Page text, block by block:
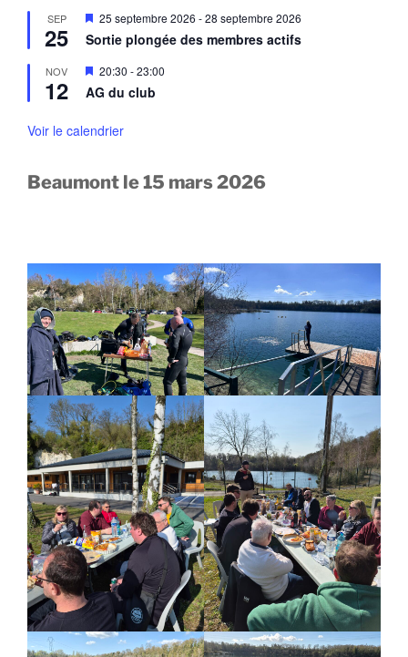
a
n
t
n
a
a
n
t
SEP
25
M
s
n
a
n
25 septembre 2026 -28 septembre 2026
Sortie plongée des membres actifs
NOV
12
M
i
s
n
n
20:30 -23:00
AG du club
Voir le calendrier
Beaumont le 15 mars 2026